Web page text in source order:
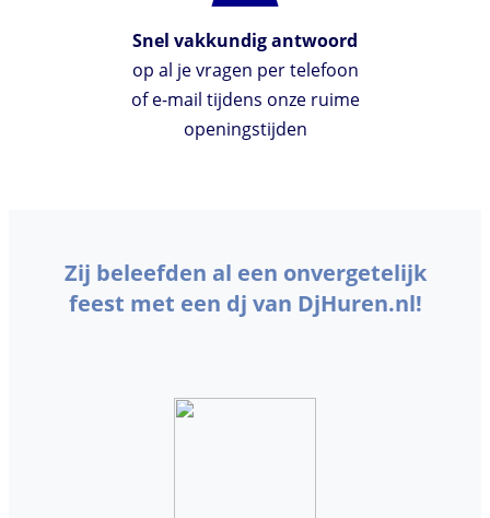
Snel vakkundig antwoord
op al je vragen per telefoon
of e-mail tijdens onze ruime
openingstijden
Zij beleefden al een onvergetelijk
feest met een dj van DjHuren.nl!